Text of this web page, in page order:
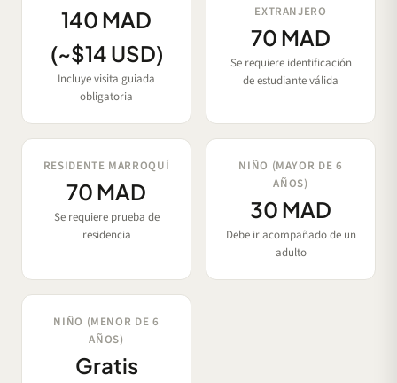
140 MAD
(~$14 USD)
Incluye visita guiada
obligatoria
EXTRANJERO
70 MAD
Se requiere identificación
de estudiante válida
RESIDENTE MARROQUÍ
70 MAD
Se requiere prueba de
residencia
NIÑO (MAYOR DE 6
AÑOS)
30 MAD
Debe ir acompañado de un
adulto
NIÑO (MENOR DE 6
AÑOS)
Gratis